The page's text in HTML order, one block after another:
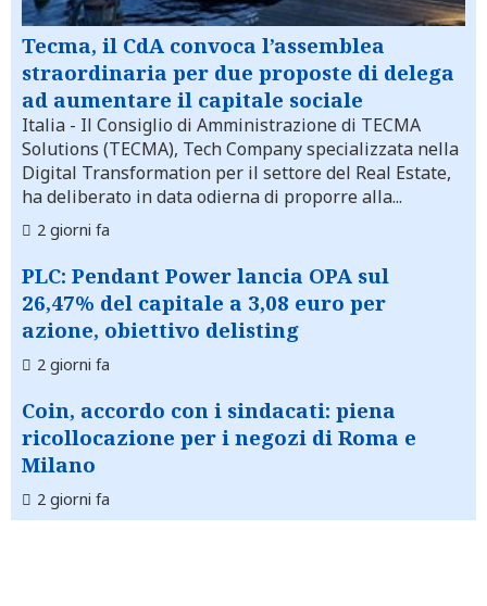
Tecma, il CdA convoca l’assemblea
straordinaria per due proposte di delega
ad aumentare il capitale sociale
Italia - Il Consiglio di Amministrazione di TECMA
Solutions (TECMA), Tech Company specializzata nella
Digital Transformation per il settore del Real Estate,
ha deliberato in data odierna di proporre alla...
2 giorni fa
PLC: Pendant Power lancia OPA sul
26,47% del capitale a 3,08 euro per
azione, obiettivo delisting
2 giorni fa
Coin, accordo con i sindacati: piena
ricollocazione per i negozi di Roma e
Milano
2 giorni fa